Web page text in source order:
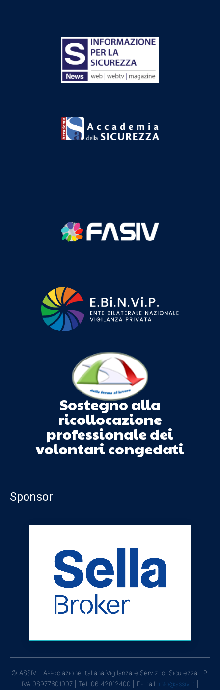
Sostegno alla
ricollocazione
professionale dei
volontari congedati
Sponsor
© ASSIV - Associazione Italiana Vigilanza e Servizi di Sicurezza | P.
IVA 08977601007 | Tel. 06 42012400 | E-mail: info@assiv.it